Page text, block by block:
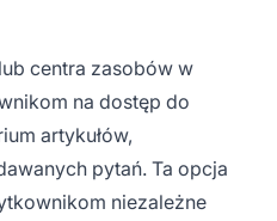
centra zasobów w
na dostęp do
artykułów,
pytań. Ta opcja
niezależne